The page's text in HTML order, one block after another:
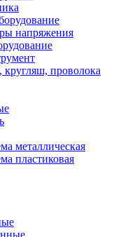
напряжения
кругляш, проволока
металлическая
пластиковая